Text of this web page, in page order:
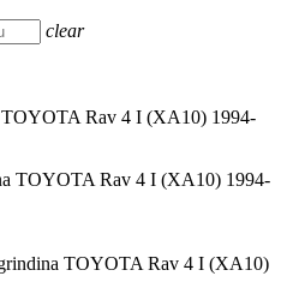
clear
TOYOTA Rav 4 I (XA10) 1994-